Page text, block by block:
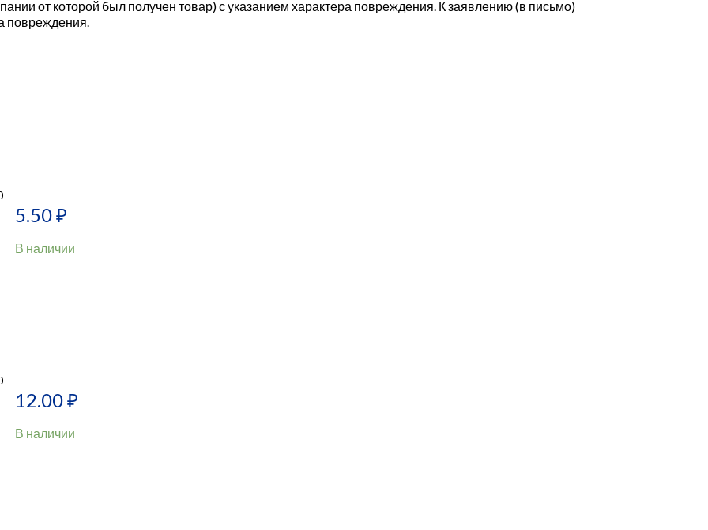
от которой был получен товар) с указанием характера повреждения. К заявлению (в письмо)
повреждения.
5.50₽
В наличии
12.00₽
В наличии